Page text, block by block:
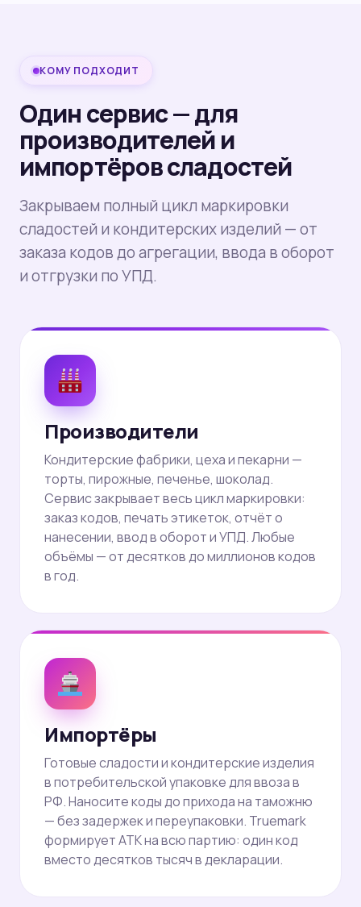
КОМУ ПОДХОДИТ
Один сервис — для
производителей и
импортёров сладостей
Закрываем полный цикл маркировки
сладостей и кондитерских изделий — от
заказа кодов до агрегации, ввода в оборот
и отгрузки по УПД.
Производители
Кондитерские фабрики, цеха и пекарни —
торты, пирожные, печенье, шоколад.
Сервис закрывает весь цикл маркировки:
заказ кодов, печать этикеток, отчёт о
нанесении, ввод в оборот и УПД. Любые
объёмы — от десятков до миллионов кодов
в год.
Импортёры
Готовые сладости и кондитерские изделия
в потребительской упаковке для ввоза в
РФ. Наносите коды до прихода на таможню
— без задержек и переупаковки. Truemark
формирует АТК на всю партию: один код
вместо десятков тысяч в декларации.